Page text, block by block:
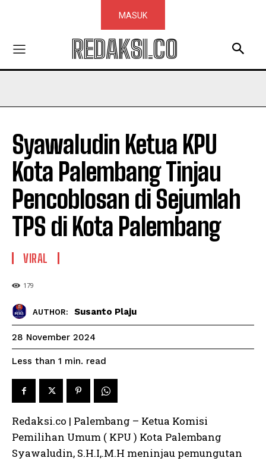
MASUK
REDAKSI.CO
Syawaludin Ketua KPU
Kota Palembang Tinjau
Pencoblosan di Sejumlah
TPS di Kota Palembang
VIRAL
179
AUTHOR: Susanto Plaju
28 November 2024
Less than 1 min. read
Redaksi.co | Palembang – Ketua Komisi
Pemilihan Umum ( KPU ) Kota Palembang
Syawaludin, S.H.I,.M.H meninjau pemungutan